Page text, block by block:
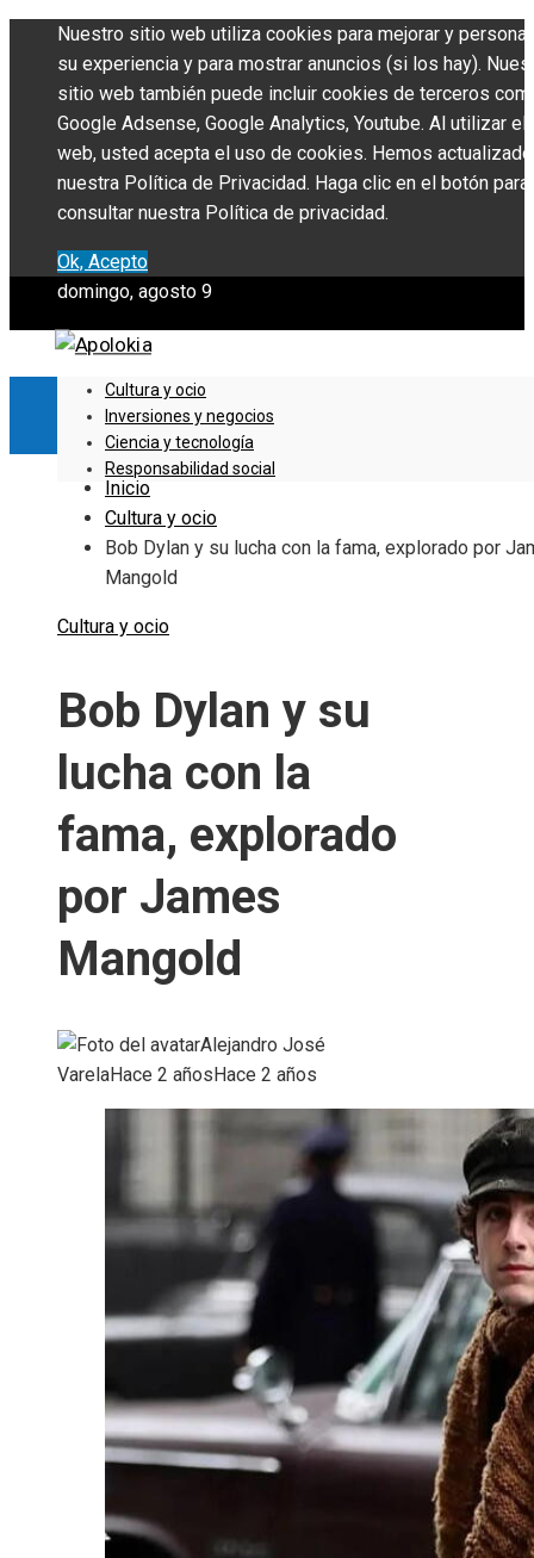
Nuestro sitio web utiliza cookies para mejorar y
su experiencia y para mostrar anuncios (si los hay).
sitio web también puede incluir cookies de terceros
Google Adsense, Google Analytics, Youtube. Al utilizar
web, usted acepta el uso de cookies. Hemos actualizado
nuestra Política de Privacidad. Haga clic en el botón para
consultar nuestra Política de privacidad.
Ok, Acepto
domingo, agosto 9
Cultura y ocio
Inversiones y negocios
Ciencia y tecnología
Responsabilidad social
Inicio
Cultura y ocio
Bob Dylan y su lucha con la fama, explorado por
Mangold
Cultura y ocio
Bob Dylan y su
lucha con la
fama, explorado
por James
Mangold
Alejandro José
VarelaHace 2 años Hace 2 años